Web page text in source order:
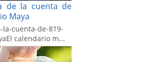
de la cuenta de
Maya
cuenta-de-819-
calendario m...